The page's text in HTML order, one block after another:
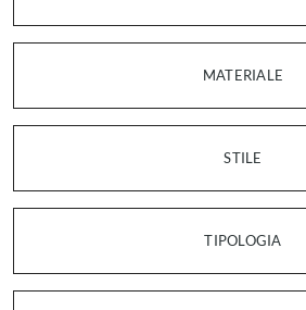
MATERIALE
STILE
TIPOLOGIA